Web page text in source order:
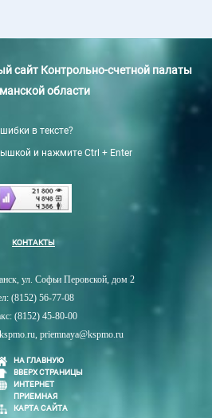
сайт Контрольно-счетной палаты
области
в тексте?
и нажмите Ctrl + Enter
КОНТАКТЫ
ул. Софьи Перовской, дом 2
(8152) 56-77-08
(8152) 45-80-00
priemnaya@kspmo.ru
НА ГЛАВНУЮ
ВВЕРХ СТРАНИЦЫ
ИНТЕРНЕТ
ПРИЕМНАЯ
КАРТА САЙТА